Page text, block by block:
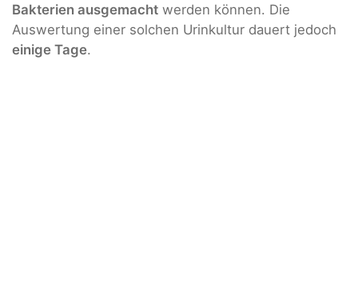
Bakterien ausgemacht werden können. Die
Auswertung einer solchen Urinkultur dauert jedoch
einige Tage.